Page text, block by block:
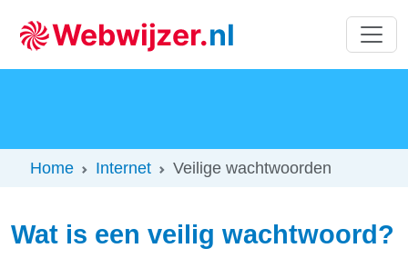
Home Internet Veilige wachtwoorden
Wat is een veilig wachtwoord?